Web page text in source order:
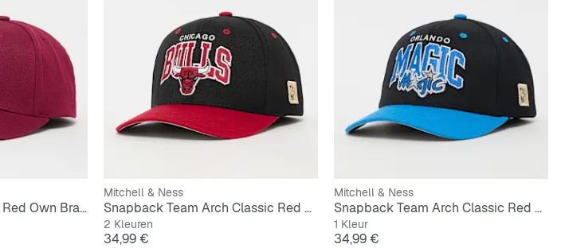
Rubber Patch Classic Red Own Brand
Mitchell & Ness
Snapback Team Arch Classic Red NBA Chicago Bulls
2 Kleuren
Prijs
34,99 €
Mitchell & Ness
Snapback Team Arch Classic Red NBA Orlando Magic
1 Kleur
Prijs
34,99 €